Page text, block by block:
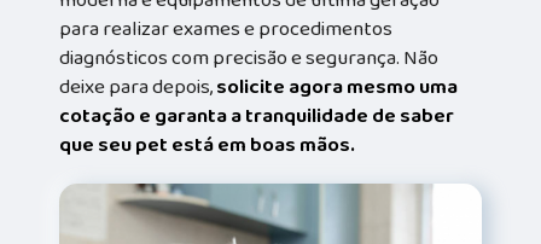
para realizar exames e procedimentos
diagnósticos com precisão e segurança. Não
deixe para depois,solicite agora mesmo uma
cotação e garanta a tranquilidade de saber
que seu pet está em boas mãos.